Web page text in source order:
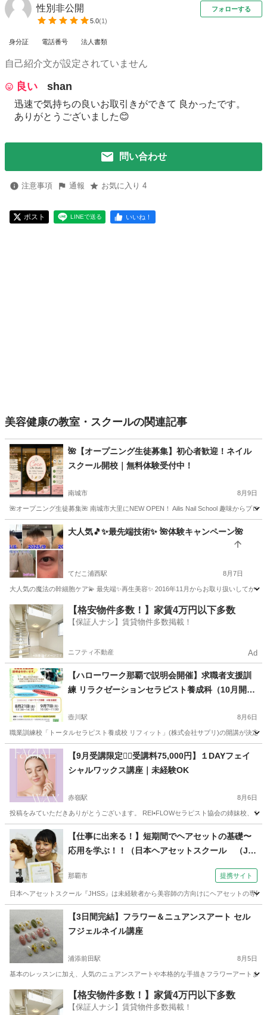
性別非公開
5.0(1)
フォローする
身分証 電話番号 法人書類
自己紹介文が設定されていません
良い shan
迅速で気持ちの良いお取引きができて 良かったです。
ありがとうございました😊
問い合わせ
注意事項 通報 お気に入り 4
ポスト LINEで送る いいね！
美容健康の教室・スクールの関連記事
🌺【オープニング生徒募集】初心者歓迎！ネイル
スクール開校｜無料体験受付中！
南城市 8月9日
🌺オープニング生徒募集🌺 南城市大里にNEW OPEN！ Ailis Nail School 趣味からプ
沖縄 南城市 ネイル オープニング
大人気🎵✨最先端技術✨ 🌺体験キャンペーン🌺
てだこ浦西駅 8月7日
大人気の魔法の幹細胞ケア💫 最先端✨再生美容✨ 2016年11月からお取り扱いしてか
沖縄 宜野湾市 てだこ浦西駅 スキンケア 40代
【格安物件多数！】家賃4万円以下多数
【保証人ナシ】賃貸物件多数掲載！
ニフティ不動産 Ad
【ハローワーク那覇で説明会開催】求職者支援訓
練 リラクゼーションセラピスト養成科（10月開
壺川駅 8月6日
職業訓練校「トータルセラピスト養成校 リフィット」(株式会社サプリ)の開講が決定
沖縄 那覇市 壺川駅 マッサージ 求職者支援訓練
【9月受講限定❤️‍🔥受講料75,000円】１DAYフェイ
シャルワックス講座｜未経験OK
赤嶺駅 8月6日
投稿をみていただきありがとうございます。 REI•FLOWセラピスト協会の姉妹校、
沖縄 那覇市 赤嶺駅 美容健康 フェイシャル
【仕事に出来る！】短期間でヘアセットの基礎〜
応用を学ぶ！！（日本ヘアセットスクール （Ja
ながら学べる♪）
那覇市 提携サイト
日本ヘアセットスクール『JHSS』は未経験者から美容師の方向けにヘアセットの専
沖縄 那覇市 ヘアメイク
【3日間完結】フラワー＆ニュアンスアート セル
フジェルネイル講座
浦添前田駅 8月5日
基本のレッスンに加え、人気のニュアンスアートや本格的な手描きフラワーアートま
沖縄 宜野湾市 浦添前田駅 ネイル アート
【格安物件多数！】家賃4万円以下多数
【保証人ナシ】賃貸物件多数掲載！